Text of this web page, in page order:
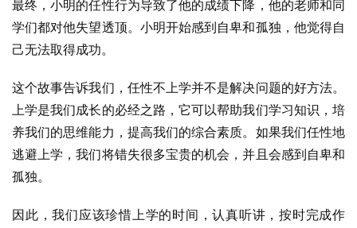
最终，小明的任性行为导致了他的成绩下降，他的老师和同
学们都对他失望透顶。小明开始感到自卑和孤独，他觉得自
己无法取得成功。
这个故事告诉我们，任性不上学并不是解决问题的好方法。
上学是我们成长的必经之路，它可以帮助我们学习知识，培
养我们的思维能力，提高我们的综合素质。如果我们任性地
逃避上学，我们将错失很多宝贵的机会，并且会感到自卑和
孤独。
因此，我们应该珍惜上学的时间，认真听讲，按时完成作